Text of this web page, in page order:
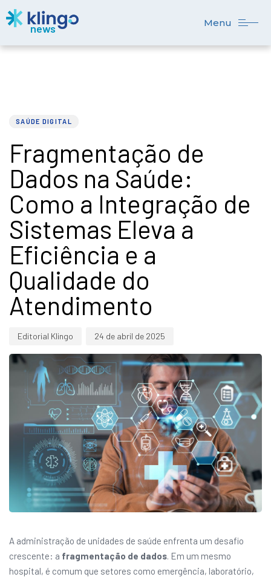
Menu
SAÚDE DIGITAL
Fragmentação de
Dados na Saúde:
Como a Integração de
Sistemas Eleva a
Eficiência e a
Qualidade do
Atendimento
Editorial Klingo 24 de abril de 2025
A administração de unidades de saúde enfrenta um desafio
crescente: a fragmentação de dados . Em um mesmo
hospital, é comum que setores como emergência, laboratório,